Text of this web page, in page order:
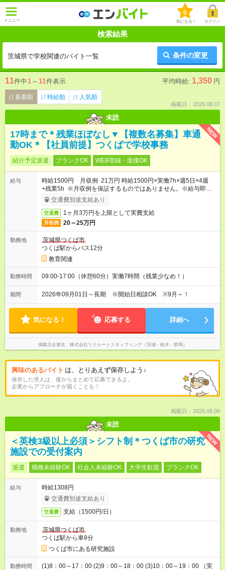
メニュー
0
気になる！ ログイン
検索結果
茨城県で学校関連のバイト一覧 条件の変更
11件中1 ～ 11件表示 平均時給: 1,350 円
新着順 時給順 人気順
掲載日：2026.08.07
未読
NEW
17時まで＊残業ほぼなし▼【複数名募集】車通
勤OK＊【社員前提】つくばで学校事務
紹介予定派遣 ブランクOK WEB登録・面接OK
給与
時給1500円 月収例 21万円 時給1500円×実働7h×週5日×4週
+残業5h ※月収例を保証するものではありません。※給与即受取
りサービス利用可（利用条件有）
交通費別途支給あり
交通費 1ヶ月3万円を上限として実費支給
月収例 20～25万円
勤務地
茨城県つくば市
つくば駅からバス12分
教育関連
勤務時間 09:00-17:00（休憩60分）実働7時間（残業少なめ！）
期間 2026年09月01日～長期 ※開始日相談OK ※9月～！
気になる！ 応募する 詳細へ
掲載元企業名 株式会社リクルートスタッフィング（茨城・栃木・群馬）
興味のあるバイト は、とりあえず保存しよう♪
保存した求人は、後からまとめて応募できるよ。
企業からアプローチが届くことも！
掲載日：2026.08.06
未読
NEW
＜英検3級以上必須＞シフト制＊つくば市の研究
施設での受付案内
派遣 職種未経験OK 社会人未経験OK 大学生歓迎 ブランクOK
給与
時給1308円
交通費別途支給あり
交通費 支給（1500円/日）
勤務地
茨城県つくば市
つくば駅から車8分
つくば市にある研究施設
勤務時間
(1)8：00～17：00 (2)9：00～18：00 (3)10：00～19：00 （実